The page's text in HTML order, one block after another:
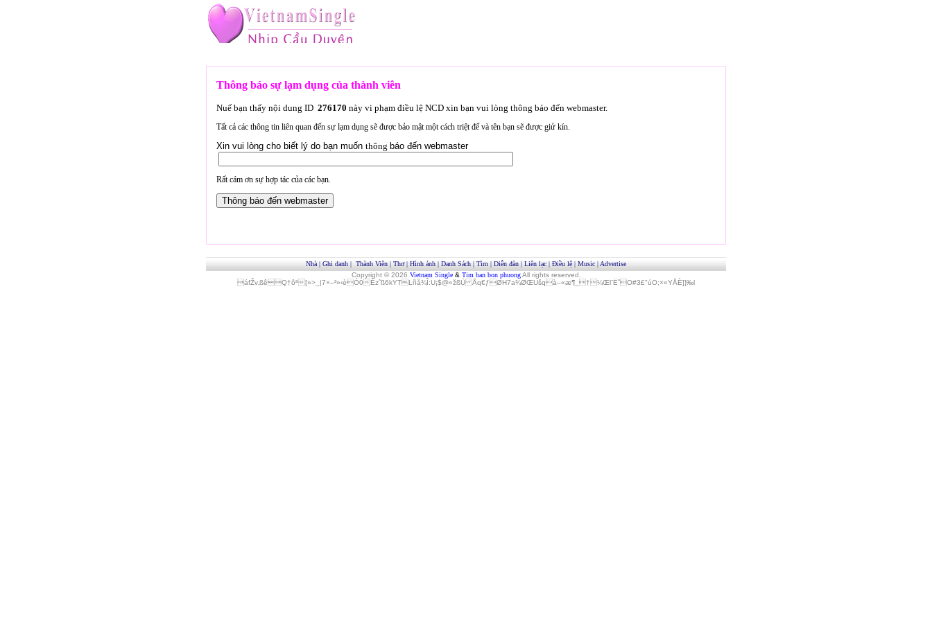
Thông báo sự lạm dụng của thành viên
Nuế bạn thấy nội dung ID 276170 này vi phạm điều lệ NCD xin bạn vui lòng thông báo đến webmaster.
Tất cả các thông tin liên quan đến sự lạm dụng sẽ được bảo mật một cách triệt để và tên bạn sẽ được giử kín.
Xin vui lòng cho biết lý do bạn muốn thông báo đến webmaster
Rất cám ơn sự hợp tác của các bạn.
Nhà | Ghi danh | Thành Viên | Thơ| Hình ảnh | Danh Sách | Tìm | Diễn đàn | Liên lạc | Điều lệ | Music | Advertise
Copyright © 2026 Vietnam Single& Tim ban bon phuong All rights reserved.
áfŽv‚ßêQ†ôª[»>_|7×–²»‹èÓ0Èz˜ß6kYTLñå¾Î:U¡$@«žßÜ Åq€ƒØH7a¾ØŒUšqà–«æ¶_†¼Œl¨ËˆO#3£"úO;×«Y­ÅÈ]}‰l